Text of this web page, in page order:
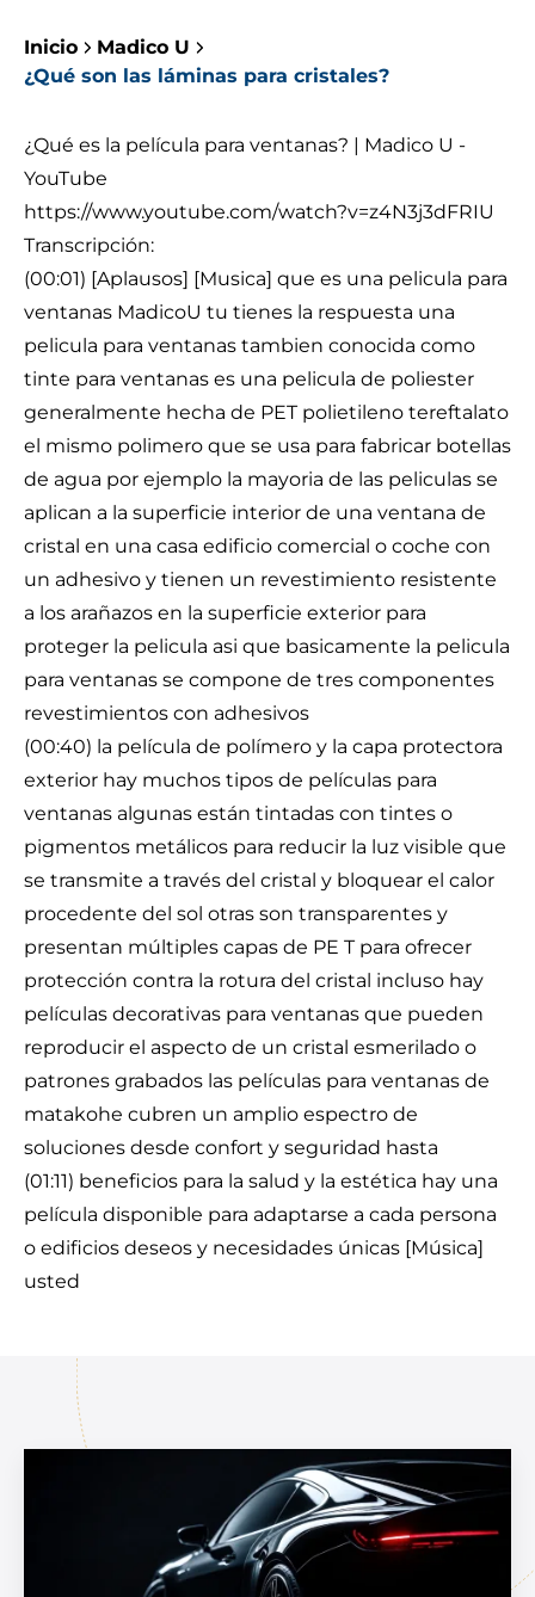
Inicio
Madico U
¿Qué son las láminas para cristales?
¿Qué es la película para ventanas? | Madico U -
YouTube
https://www.youtube.com/watch?v=z4N3j3dFRIU
Transcripción:
(00:01) [Aplausos] [Musica] que es una pelicula para
ventanas MadicoU tu tienes la respuesta una
pelicula para ventanas tambien conocida como
tinte para ventanas es una pelicula de poliester
generalmente hecha de PET polietileno tereftalato
el mismo polimero que se usa para fabricar botellas
de agua por ejemplo la mayoria de las peliculas se
aplican a la superficie interior de una ventana de
cristal en una casa edificio comercial o coche con
un adhesivo y tienen un revestimiento resistente
a los arañazos en la superficie exterior para
proteger la pelicula asi que basicamente la pelicula
para ventanas se compone de tres componentes
revestimientos con adhesivos
(00:40) la película de polímero y la capa protectora
exterior hay muchos tipos de películas para
ventanas algunas están tintadas con tintes o
pigmentos metálicos para reducir la luz visible que
se transmite a través del cristal y bloquear el calor
procedente del sol otras son transparentes y
presentan múltiples capas de PE T para ofrecer
protección contra la rotura del cristal incluso hay
películas decorativas para ventanas que pueden
reproducir el aspecto de un cristal esmerilado o
patrones grabados las películas para ventanas de
matakohe cubren un amplio espectro de
soluciones desde confort y seguridad hasta
(01:11) beneficios para la salud y la estética hay una
película disponible para adaptarse a cada persona
o edificios deseos y necesidades únicas [Música]
usted